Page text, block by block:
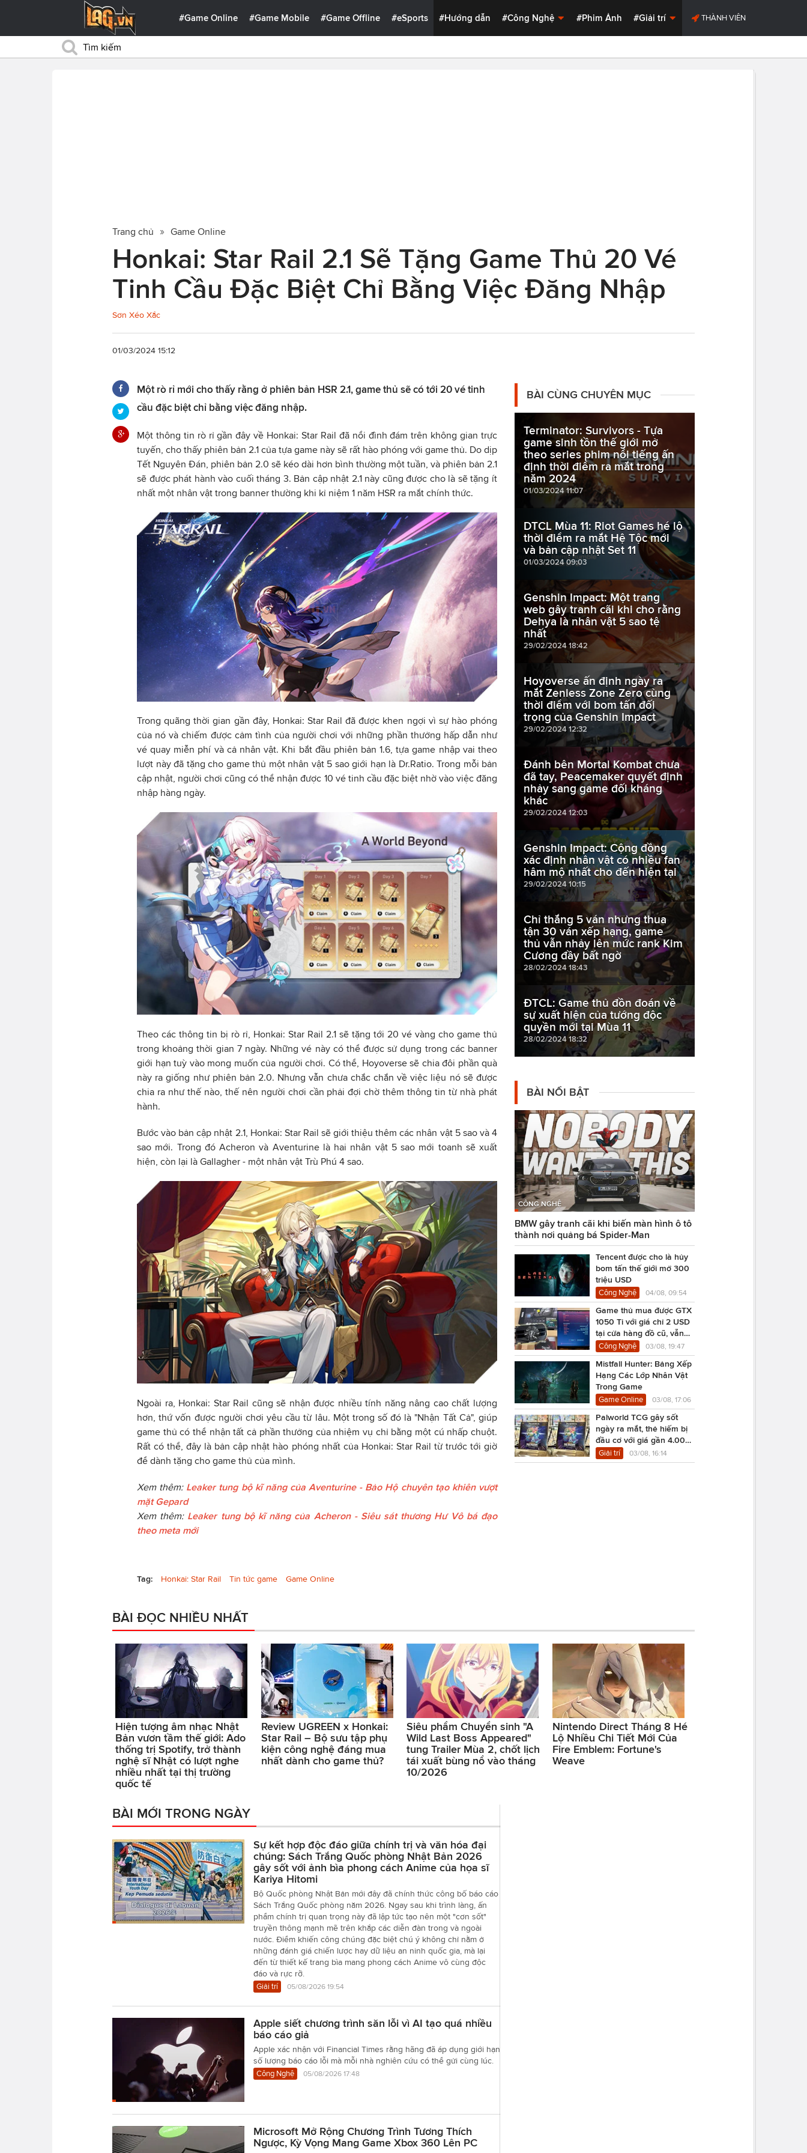
#Game Online #Game Mobile #Game Offline #eSports #Hướng dẫn #Công Nghệ #Phim Ảnh #Giải trí THÀNH VIÊN
Trang chủ Game Online
Honkai: Star Rail 2.1 Sẽ Tặng Game Thủ 20 Vé
Tinh Cầu Đặc Biệt Chỉ Bằng Việc Đăng Nhập
Sơn Xéo Xắc
01/03/2024 15:12
Một rò rỉ mới cho thấy rằng ở phiên bản HSR 2.1, game thủ sẽ có tới 20 vé tinh
cầu đặc biệt chỉ bằng việc đăng nhập.
Một thông tin rò rỉ gần đây về Honkai: Star Rail đã nổi đình đám trên không gian trực
tuyến, cho thấy phiên bản 2.1 của tựa game này sẽ rất hào phóng với game thủ. Do dịp
Tết Nguyên Đán, phiên bản 2.0 sẽ kéo dài hơn bình thường một tuần, và phiên bản 2.1
sẽ được phát hành vào cuối tháng 3. Bản cập nhật 2.1 này cũng được cho là sẽ tặng ít
nhất một nhân vật trong banner thường khi kỉ niệm 1 năm HSR ra mắt chính thức.
Trong quãng thời gian gần đây, Honkai: Star Rail đã được khen ngợi vì sự hào phóng
của nó và chiếm được cảm tình của người chơi với những phần thưởng hấp dẫn như
vé quay miễn phí và cả nhân vật. Khi bắt đầu phiên bản 1.6, tựa game nhập vai theo
lượt này đã tặng cho game thủ một nhân vật 5 sao giới hạn là Dr.Ratio. Trong mỗi bản
cập nhật, người chơi cũng có thể nhận được 10 vé tinh cầu đặc biệt nhờ vào việc đăng
nhập hàng ngày.
Theo các thông tin bị rò rỉ, Honkai: Star Rail 2.1 sẽ tặng tới 20 vé vàng cho game thủ
trong khoảng thời gian 7 ngày. Những vé này có thể được sử dụng trong các banner
giới hạn tuỳ vào mong muốn của người chơi. Có thể, Hoyoverse sẽ chia đôi phần quà
này ra giống như phiên bản 2.0. Nhưng vẫn chưa chắc chắn về việc liệu nó sẽ được
chia ra như thế nào, thế nên người chơi cần phải đợi chờ thêm thông tin từ nhà phát
hành.
Bước vào bản cập nhật 2.1, Honkai: Star Rail sẽ giới thiệu thêm các nhân vật 5 sao và 4
sao mới. Trong đó Acheron và Aventurine là hai nhân vật 5 sao mới toanh sẽ xuất
hiện, còn lại là Gallagher - một nhân vật Trù Phú 4 sao.
Ngoài ra, Honkai: Star Rail cũng sẽ nhận được nhiều tính năng nâng cao chất lượng
hơn, thứ vốn được người chơi yêu cầu từ lâu. Một trong số đó là "Nhận Tất Cả", giúp
game thủ có thể nhận tất cả phần thưởng của nhiệm vụ chỉ bằng một cú nhấp chuột.
Rất có thể, đây là bản cập nhật hào phóng nhất của Honkai: Star Rail từ trước tới giờ
để dành tặng cho game thủ của mình.
Xem thêm: Leaker tung bộ kĩ năng của Aventurine - Bảo Hộ chuyên tạo khiên vượt
mặt Gepard
Xem thêm: Leaker tung bộ kĩ năng của Acheron - Siêu sát thương Hư Vô bá đạo
theo meta mới
Tag: Honkai: Star Rail Tin tức game Game Online
BÀI CÙNG CHUYÊN MỤC
Terminator: Survivors - Tựa
game sinh tồn thế giới mở
theo series phim nổi tiếng ấn
định thời điểm ra mắt trong
năm 2024
01/03/2024 11:07
DTCL Mùa 11: Riot Games hé lộ
thời điểm ra mắt Hệ Tộc mới
và bản cập nhật Set 11
01/03/2024 09:03
Genshin Impact: Một trang
web gây tranh cãi khi cho rằng
Dehya là nhân vật 5 sao tệ
nhất
29/02/2024 18:42
Hoyoverse ấn định ngày ra
mắt Zenless Zone Zero cùng
thời điểm với bom tấn đối
trọng của Genshin Impact
29/02/2024 12:32
Đánh bên Mortal Kombat chưa
đã tay, Peacemaker quyết định
nhảy sang game đối kháng
khác
29/02/2024 12:03
Genshin Impact: Cộng đồng
xác định nhân vật có nhiều fan
hâm mộ nhất cho đến hiện tại
29/02/2024 10:15
Chỉ thắng 5 ván nhưng thua
tận 30 ván xếp hạng, game
thủ vẫn nhảy lên mức rank Kim
Cương đầy bất ngờ
28/02/2024 18:43
ĐTCL: Game thủ đồn đoán về
sự xuất hiện của tướng độc
quyền mới tại Mùa 11
28/02/2024 18:32
BÀI NỔI BẬT
CÔNG NGHỆ
BMW gây tranh cãi khi biến màn hình ô tô
thành nơi quảng bá Spider-Man
Tencent được cho là hủy
bom tấn thế giới mở 300
triệu USD
Công Nghệ 04/08, 09:54
Game thủ mua được GTX
1050 Ti với giá chỉ 2 USD
tại cửa hàng đồ cũ, vẫn
chạy Cyberpunk 2077
Công Nghệ 03/08, 19:47
Mistfall Hunter: Bảng Xếp
Hạng Các Lớp Nhân Vật
Trong Game
Game Online 03/08, 17:06
Palworld TCG gây sốt
ngày ra mắt, thẻ hiếm bị
đầu cơ với giá gần 4.000
USD
Giải trí 03/08, 16:14
BÀI ĐỌC NHIỀU NHẤT
Hiện tượng âm nhạc Nhật
Bản vươn tầm thế giới: Ado
thống trị Spotify, trở thành
nghệ sĩ Nhật có lượt nghe
nhiều nhất tại thị trường
quốc tế
Review UGREEN x Honkai:
Star Rail – Bộ sưu tập phụ
kiện công nghệ đáng mua
nhất dành cho game thủ?
Siêu phẩm Chuyển sinh "A
Wild Last Boss Appeared"
tung Trailer Mùa 2, chốt lịch
tái xuất bùng nổ vào tháng
10/2026
Nintendo Direct Tháng 8 Hé
Lộ Nhiều Chi Tiết Mới Của
Fire Emblem: Fortune's
Weave
BÀI MỚI TRONG NGÀY
Sự kết hợp độc đáo giữa chính trị và văn hóa đại
chúng: Sách Trắng Quốc phòng Nhật Bản 2026
gây sốt với ảnh bìa phong cách Anime của họa sĩ
Kariya Hitomi
Bộ Quốc phòng Nhật Bản mới đây đã chính thức công bố báo cáo
Sách Trắng Quốc phòng năm 2026. Ngay sau khi trình làng, ấn
phẩm chính trị quan trọng này đã lập tức tạo nên một "cơn sốt"
truyền thông mạnh mẽ trên khắp các diễn đàn trong và ngoài
nước. Điểm khiến công chúng đặc biệt chú ý không chỉ nằm ở
những đánh giá chiến lược hay dữ liệu an ninh quốc gia, mà lại
đến từ thiết kế trang bìa mang phong cách Anime vô cùng độc
đáo và rực rỡ.
Giải trí
05/08/2026 19:54
Apple siết chương trình săn lỗi vì AI tạo quá nhiều
báo cáo giả
Apple xác nhận với Financial Times rằng hãng đã áp dụng giới hạn
số lượng báo cáo lỗi mà mỗi nhà nghiên cứu có thể gửi cùng lúc.
Công Nghệ
05/08/2026 17:48
Microsoft Mở Rộng Chương Trình Tương Thích
Ngược, Kỳ Vọng Mang Game Xbox 360 Lên PC